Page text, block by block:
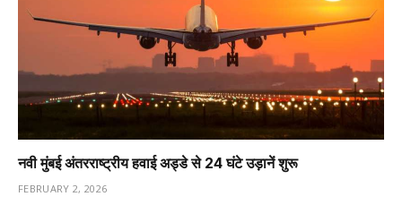
नवी मुंबई अंतरराष्ट्रीय हवाई अड्डे से 24 घंटे उड़ानें शुरू
FEBRUARY 2, 2026